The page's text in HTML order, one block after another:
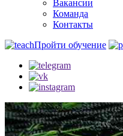
Вакансии
Команда
Контакты
Пройти обучение